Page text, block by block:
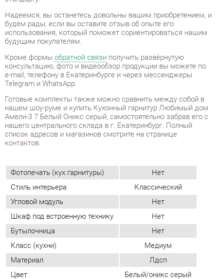
Кроме формы
консультацию, фото и видеообзор продукции вы можете по
e-mail, телефону в Екатеринбурге и через мессенджеры
Telegram и WhatsApp.
Готовые комплекты также можно сравнить между собой в
нашем шоу-руме и купить Кухонный гарнитур Любимый дом
Амели-3 7 Белый Оникс серый, самостоятельно забрав его с
нашего центрального склада в г. Екатеринбург. Полный
список адресов и магазинов смотрите на странице
контактов.
Фотопечать (кух.гарнитуры) Нет
Стиль интерьера
Классический
Угловой модуль
Бутылочница
Нет
Класс (кухни)
Медиум
Материал
Лдсп
Цвет
Белый/оникс серый
ОТЗЫВЫ
Пока нет отзывов, поделитесь первым своим мнением.
ДОБАВИТЬ ОТЗЫВ